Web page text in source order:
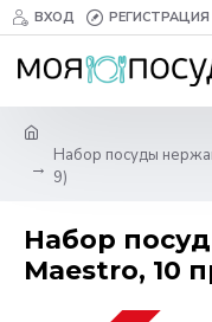
ВХОД РЕГИСТРАЦИЯ
Набор посуды
9)
Набор
Maestro, 10